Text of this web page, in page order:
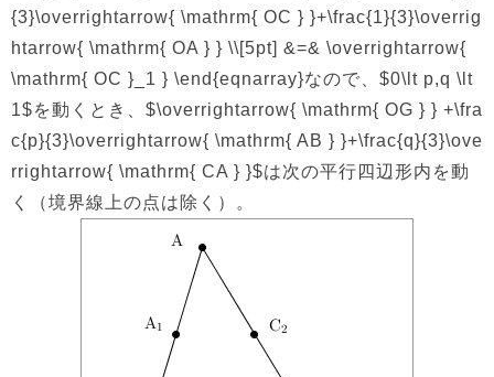
{3}\overrightarrow{ \mathrm{ OC } }+\frac{1}{3}\overrig
htarrow{ \mathrm{ OA } } \\[5pt] &=& \overrightarrow{
\mathrm{ OC }_1 } \end{eqnarray}なので、$0\lt p,q \lt
1$を動くとき、$\overrightarrow{ \mathrm{ OG } } +\fra
c{p}{3}\overrightarrow{ \mathrm{ AB } }+\frac{q}{3}\ove
rrightarrow{ \mathrm{ CA } }$は次の平行四辺形内を動
く（境界線上の点は除く）。